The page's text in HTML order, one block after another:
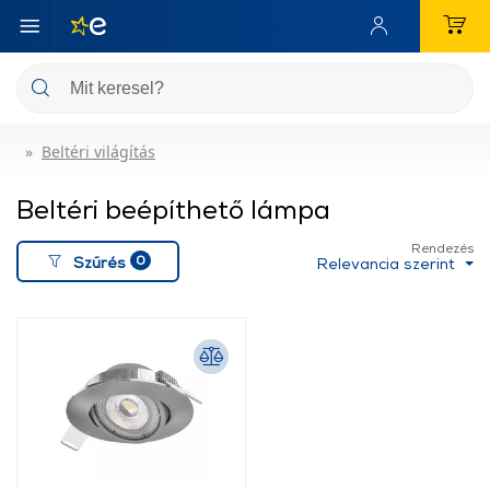
Beltéri világítás
Beltéri beépíthető lámpa
Szűrés 0
Rendezés
Relevancia szerint